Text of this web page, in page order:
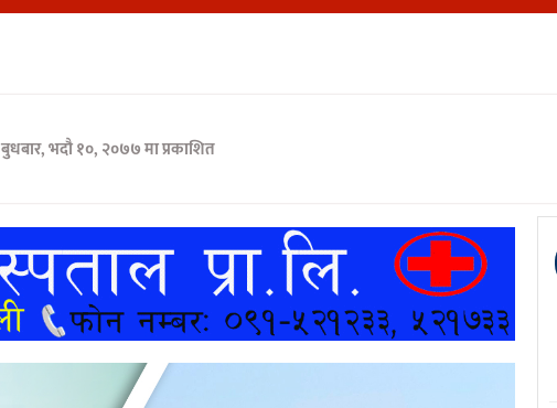
बुधबार, भदौ १०, २०७७ मा प्रकाशित